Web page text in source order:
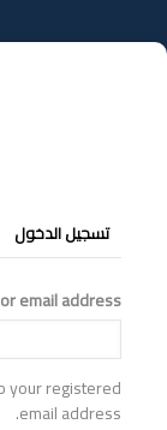
إلى
المحتوى
التبويبات
الأساسية
تسجيل الدخول
email address
your registered
email address.